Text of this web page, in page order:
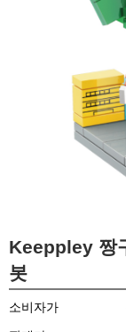
Keeppley 짱
봇
소비자가